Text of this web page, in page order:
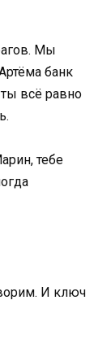
Мы
банк
всё равно
тебе
И ключ